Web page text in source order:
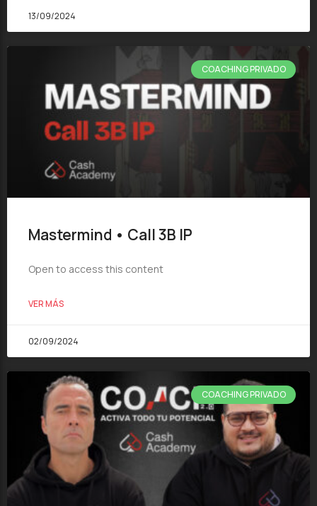
13/09/2024
COACHING PRIVADO
Mastermind • Call 3B IP
Open to access this content
VER MÁS
02/09/2024
COACHING PRIVADO